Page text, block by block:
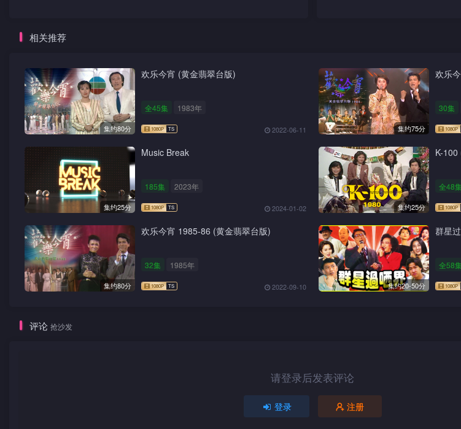
相关推荐
集约80分
欢乐今宵 (黄金翡翠台版)
全45集 1983年
2022-06-11 集约75分
欢乐
30集
集约25分
Music Break
185集 2023年
2024-01-02 集约25分
K-100
全48
集约80分
欢乐今宵 1985-86 (黄金翡翠台版)
32集 1985年
2022-09-10 集约20-50分
群星
全58
评论 抢沙发
请登录后发表评论
登录 注册